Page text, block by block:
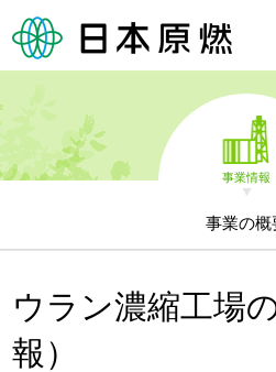
事業情報
事業の概
ウラン濃縮工場
報）